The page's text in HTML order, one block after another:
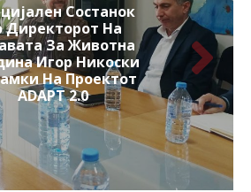
Состанок
Директорот На
За Животна
Игор Никоски
На Проектот
ADAPT 2.0